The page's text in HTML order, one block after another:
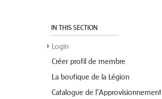
IN THIS SECTION
Login
Créer profil de membre
La boutique de la Légion
Catalogue de l’Approvisionnement